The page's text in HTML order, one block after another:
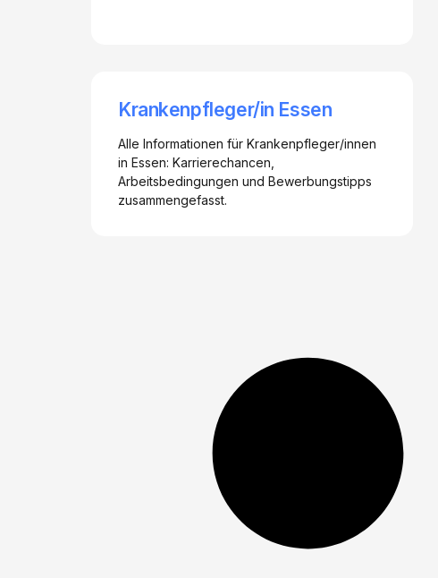
Krankenpfleger/in Essen
Alle Informationen für Krankenpfleger/innen
in Essen: Karrierechancen,
Arbeitsbedingungen und Bewerbungstipps
zusammengefasst.